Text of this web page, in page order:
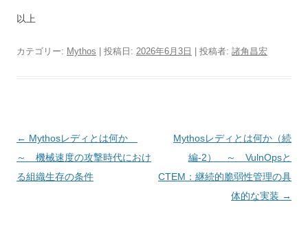
以上
カテゴリー: Mythos | 投稿日: 2026年6月3日 | 投稿者: 諸角昌宏
投稿ナビゲーション
← Mythosレディとは何か
～ 機械速度の攻撃時代におけ
る組織生存の条件
Mythosレディとは何か（続
編-2） ～ VulnOpsと
CTEM：継続的脆弱性管理の具
体的な実装 →